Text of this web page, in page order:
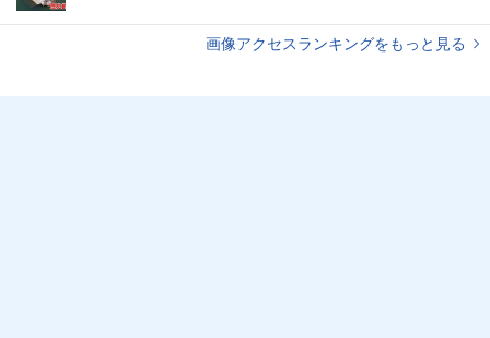
画像アクセスランキングをもっと見る